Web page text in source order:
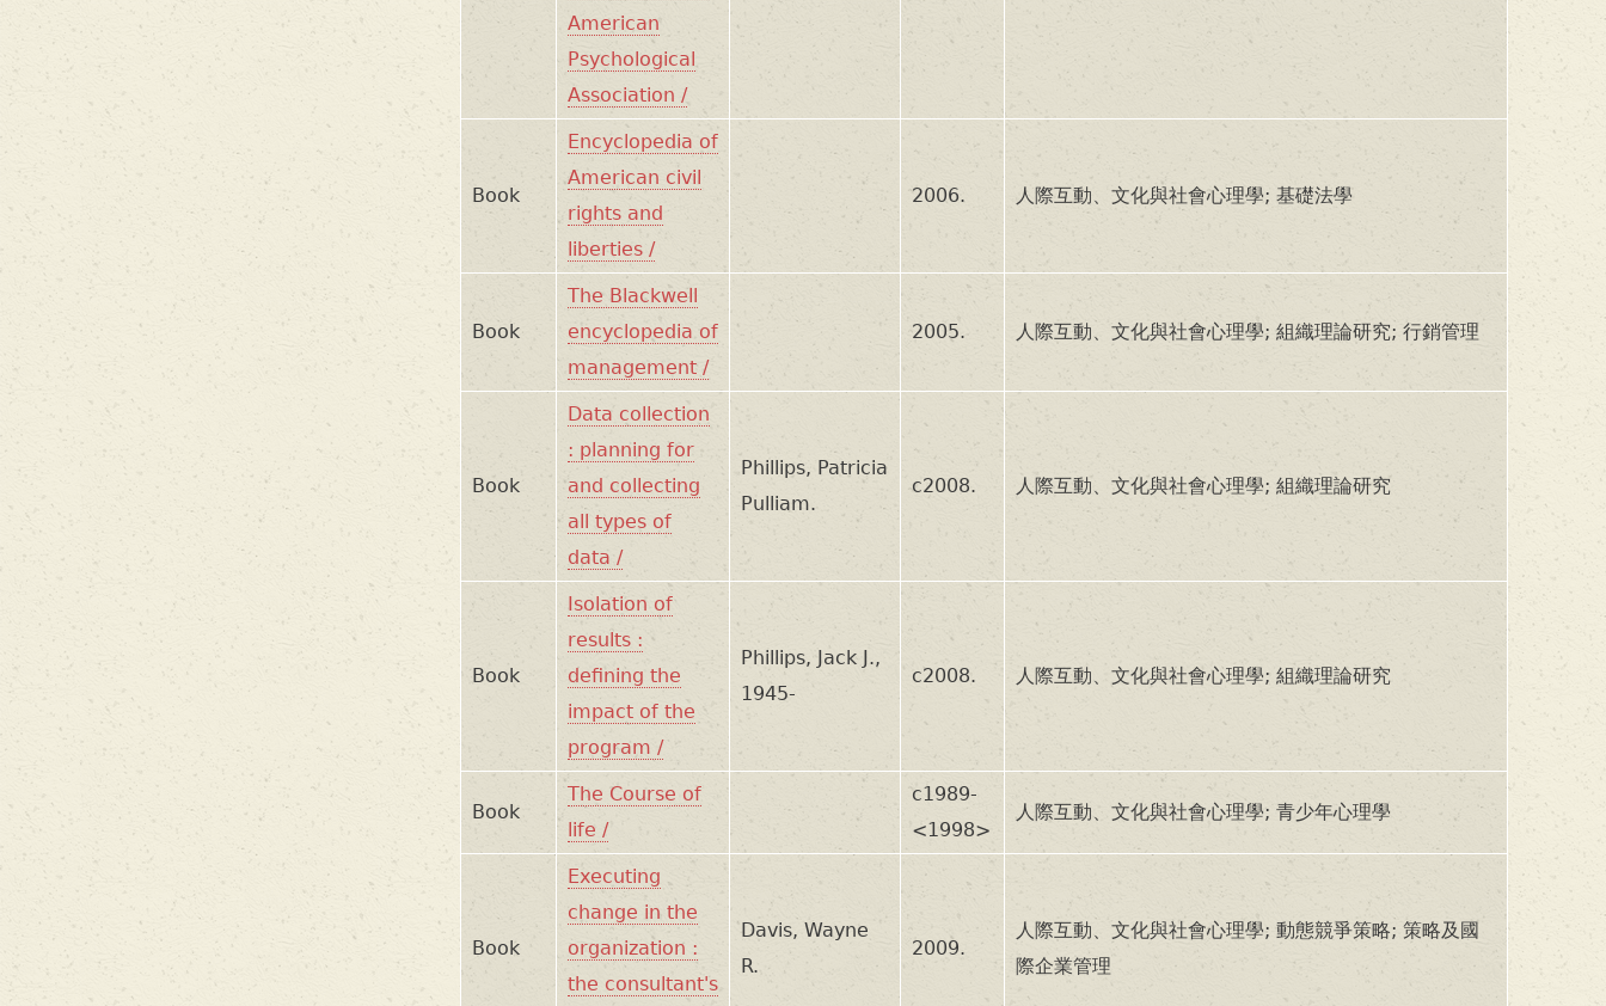
American
Psychological
Association /
Book
Encyclopedia of
American civil
rights and
liberties /
2006. 人際互動、文化與社會心理學; 基礎法學
Book
The Blackwell
encyclopedia of
management /
2005. 人際互動、文化與社會心理學; 組織理論研究; 行銷管理
Book
Data collection
: planning for
and collecting
all types of
data /
Phillips, Patricia
Pulliam.
c2008. 人際互動、文化與社會心理學; 組織理論研究
Book
Isolation of
results :
defining the
impact of the
program /
Phillips, Jack J.,
1945-
c2008. 人際互動、文化與社會心理學; 組織理論研究
Book
The Course of
life /
c1989-
<1998>
人際互動、文化與社會心理學; 青少年心理學
Book
Executing
change in the
organization :
the consultant's
Davis, Wayne
R.
2009.
人際互動、文化與社會心理學; 動態競爭策略; 策略及國
際企業管理